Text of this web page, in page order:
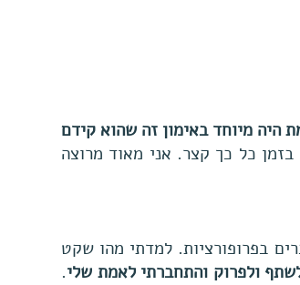
היה מיוחד באימון זה שהוא קידם
כל כך קצר. אני מאוד מרוצה
בפרופורציות. למדתי מהו שקט
ולפרוק והתחברתי לאמת שלי.